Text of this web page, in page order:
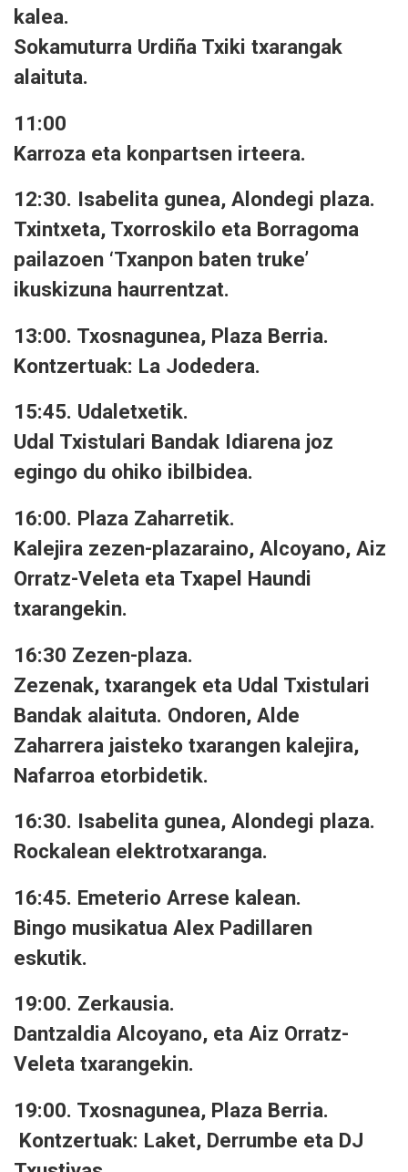
kalea.
Sokamuturra Urdiña Txiki txarangak
alaituta.
11:00
Karroza eta konpartsen irteera.
12:30. Isabelita gunea, Alondegi plaza.
Txintxeta, Txorroskilo eta Borragoma
pailazoen ‘Txanpon baten truke’
ikuskizuna haurrentzat.
13:00. Txosnagunea, Plaza Berria.
Kontzertuak: La Jodedera.
15:45. Udaletxetik.
Udal Txistulari Bandak Idiarena joz
egingo du ohiko ibilbidea.
16:00. Plaza Zaharretik.
Kalejira zezen-plazaraino, Alcoyano, Aiz
Orratz-Veleta eta Txapel Haundi
txarangekin.
16:30 Zezen-plaza.
Zezenak, txarangek eta Udal Txistulari
Bandak alaituta. Ondoren, Alde
Zaharrera jaisteko txarangen kalejira,
Nafarroa etorbidetik.
16:30. Isabelita gunea, Alondegi plaza.
Rockalean elektrotxaranga.
16:45. Emeterio Arrese kalean.
Bingo musikatua Alex Padillaren
eskutik.
19:00. Zerkausia.
Dantzaldia Alcoyano, eta Aiz Orratz-
Veleta txarangekin.
19:00. Txosnagunea, Plaza Berria.
Kontzertuak: Laket, Derrumbe eta DJ